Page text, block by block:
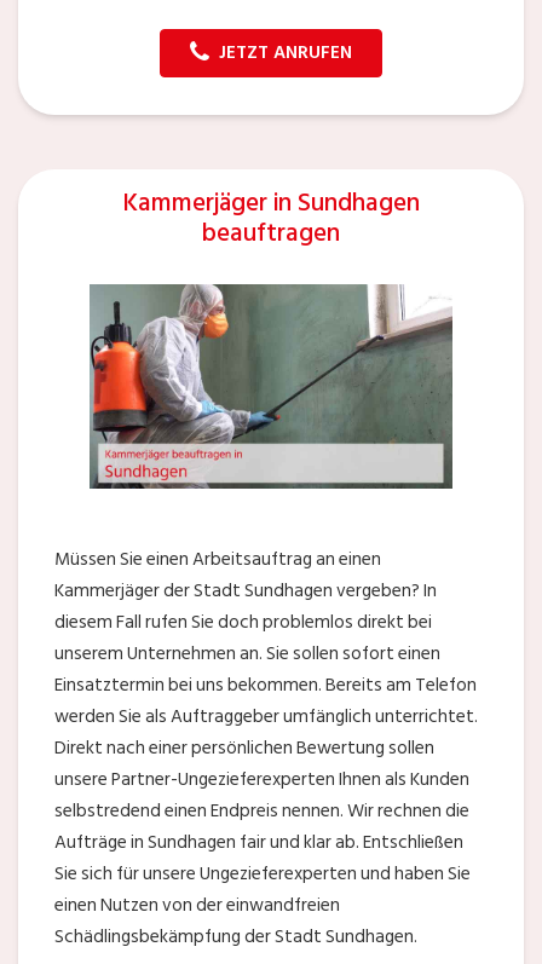
JETZT ANRUFEN
Kammerjäger in Sundhagen
beauftragen
Müssen Sie einen Arbeitsauftrag an einen
Kammerjäger der Stadt Sundhagen vergeben? In
diesem Fall rufen Sie doch problemlos direkt bei
unserem Unternehmen an. Sie sollen sofort einen
Einsatztermin bei uns bekommen. Bereits am Telefon
werden Sie als Auftraggeber umfänglich unterrichtet.
Direkt nach einer persönlichen Bewertung sollen
unsere Partner-Ungezieferexperten Ihnen als Kunden
selbstredend einen Endpreis nennen. Wir rechnen die
Aufträge in Sundhagen fair und klar ab. Entschließen
Sie sich für unsere Ungezieferexperten und haben Sie
einen Nutzen von der einwandfreien
Schädlingsbekämpfung der Stadt Sundhagen.